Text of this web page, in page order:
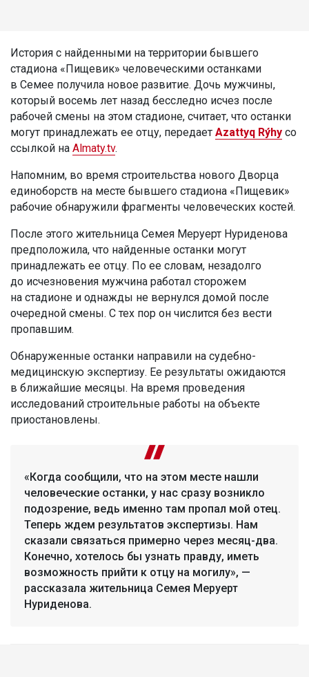
История с найденными на территории бывшего
стадиона «Пищевик» человеческими останками
в Семее получила новое развитие. Дочь мужчины,
который восемь лет назад бесследно исчез после
рабочей смены на этом стадионе, считает, что останки
могут принадлежать ее отцу, передает Azattyq Rýhy со
ссылкой на Almaty.tv.
Напомним, во время строительства нового Дворца
единоборств на месте бывшего стадиона «Пищевик»
рабочие обнаружили фрагменты человеческих костей.
После этого жительница Семея Меруерт Нуриденова
предположила, что найденные останки могут
принадлежать ее отцу. По ее словам, незадолго
до исчезновения мужчина работал сторожем
на стадионе и однажды не вернулся домой после
очередной смены. С тех пор он числится без вести
пропавшим.
Обнаруженные останки направили на судебно-
медицинскую экспертизу. Ее результаты ожидаются
в ближайшие месяцы. На время проведения
исследований строительные работы на объекте
приостановлены.
«Когда сообщили, что на этом месте нашли
человеческие останки, у нас сразу возникло
подозрение, ведь именно там пропал мой отец.
Теперь ждем результатов экспертизы. Нам
сказали связаться примерно через месяц-два.
Конечно, хотелось бы узнать правду, иметь
возможность прийти к отцу на могилу», —
рассказала жительница Семея Меруерт
Нуриденова.